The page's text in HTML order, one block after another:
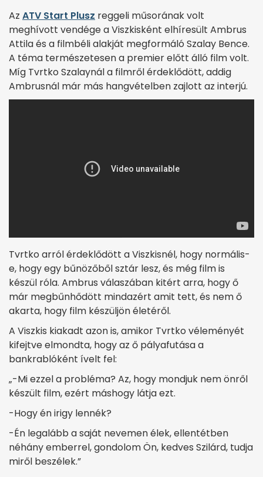
Az ATV Start Plusz reggeli műsorának volt
meghívott vendége a Viszkisként elhíresült Ambrus
Attila és a filmbéli alakját megformáló Szalay Bence.
A téma természetesen a premier előtt álló film volt.
Míg Tvrtko Szalaynál a filmről érdeklődött, addig
Ambrusnál már más hangvételben zajlott az interjú.
Tvrtko arról érdeklődött a Viszkisnél, hogy normális-
e, hogy egy bűnözőből sztár lesz, és még film is
készül róla. Ambrus válaszában kitért arra, hogy ő
már megbűnhődött mindazért amit tett, és nem ő
akarta, hogy film készüljön életéről.
A Viszkis kiakadt azon is, amikor Tvrtko véleményét
kifejtve elmondta, hogy az ő pályafutása a
bankrablóként ívelt fel:
„-Mi ezzel a probléma? Az, hogy mondjuk nem önről
készült film, ezért máshogy látja ezt.
-Hogy én irigy lennék?
-Én legalább a saját nevemen élek, ellentétben
néhány emberrel, gondolom Ön, kedves Szilárd, tudja
miről beszélek.”